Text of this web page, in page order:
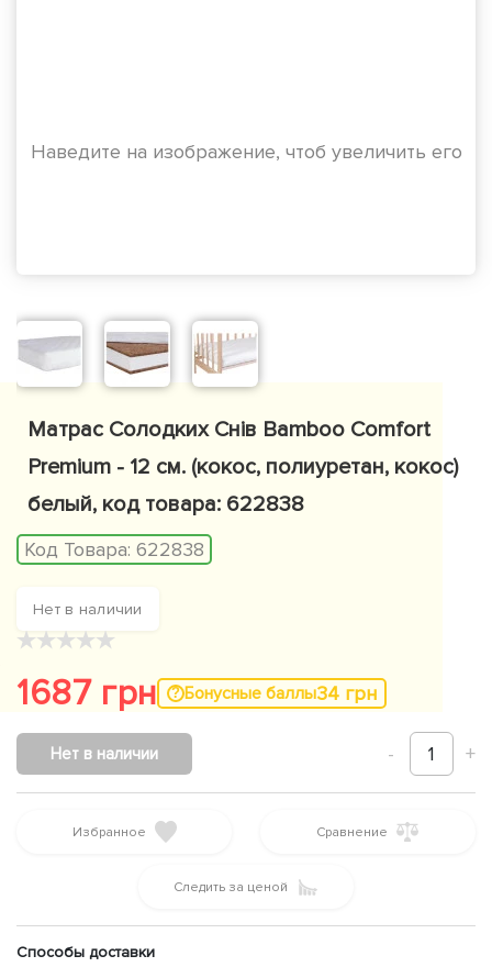
Наведите на изображение, чтоб увеличить его
Матрас Солодких Снів Bamboo Comfort
Premium - 12 см. (кокос, полиуретан, кокос)
белый, код товара: 622838
Код Товара: 622838
Нет в наличии
★★★★★
1687 грн Бонусные баллы34 грн
- 1 +
Нет в наличии
Избранное Сравнение
Следить за ценой
Способы доставки